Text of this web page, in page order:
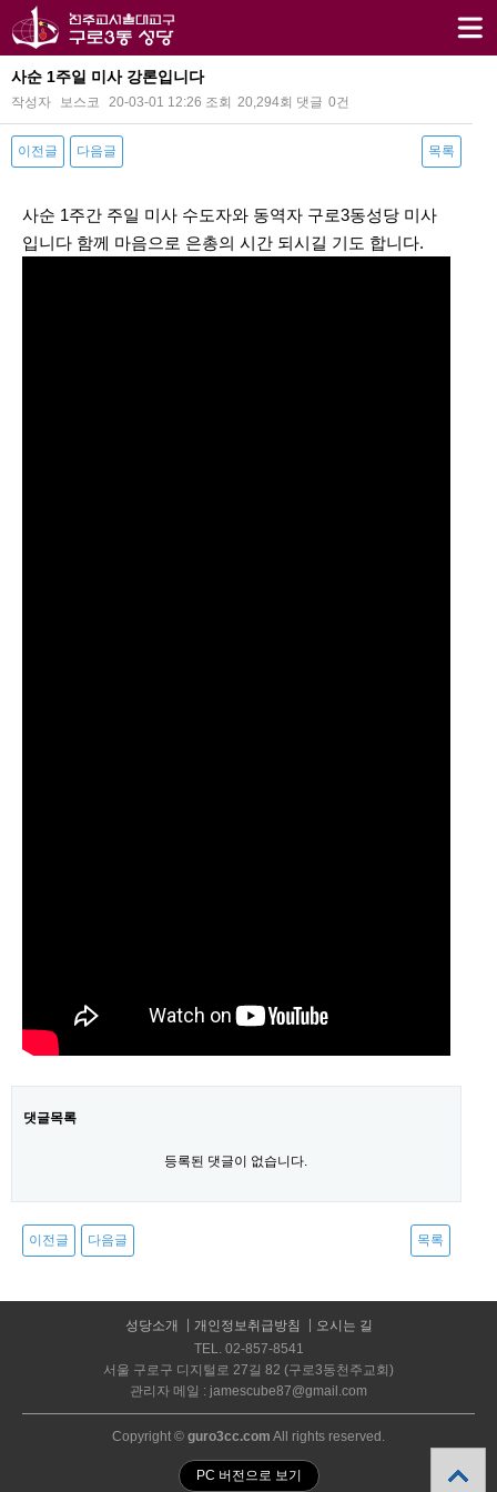
사순 1주일 미사 강론입니다
작성자 보스코 20-03-01 12:26 조회 20,294회 댓글 0건
이전글 다음글 목록
사순 1주간 주일 미사 수도자와 동역자 구로3동성당 미사
입니다 함께 마음으로 은총의 시간 되시길 기도 합니다.
댓글목록
등록된 댓글이 없습니다.
이전글 다음글 목록
성당소개 개인정보취급방침
오시는 길
TEL. 02-857-8541
서울 구로구 디지털로 27길 82 (구로3동천주교회)
관리자 메일 : jamescube87@gmail.com
Copyright © guro3cc.com All rights reserved.
PC 버전으로 보기